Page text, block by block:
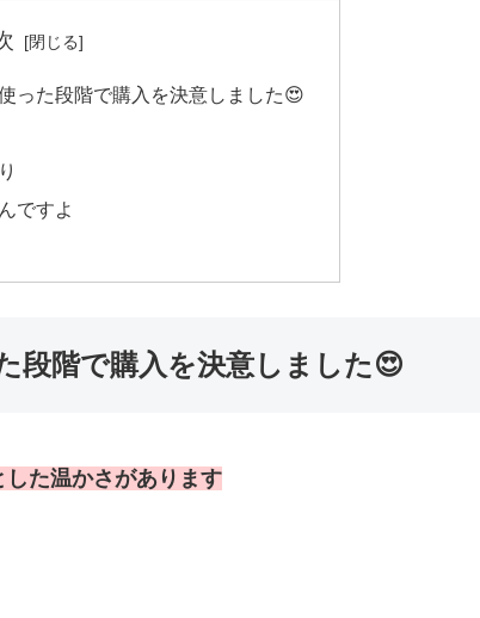
った段階で購入を決意しました😍
ですよ
段階で購入を決意しました😍
た温かさがあります